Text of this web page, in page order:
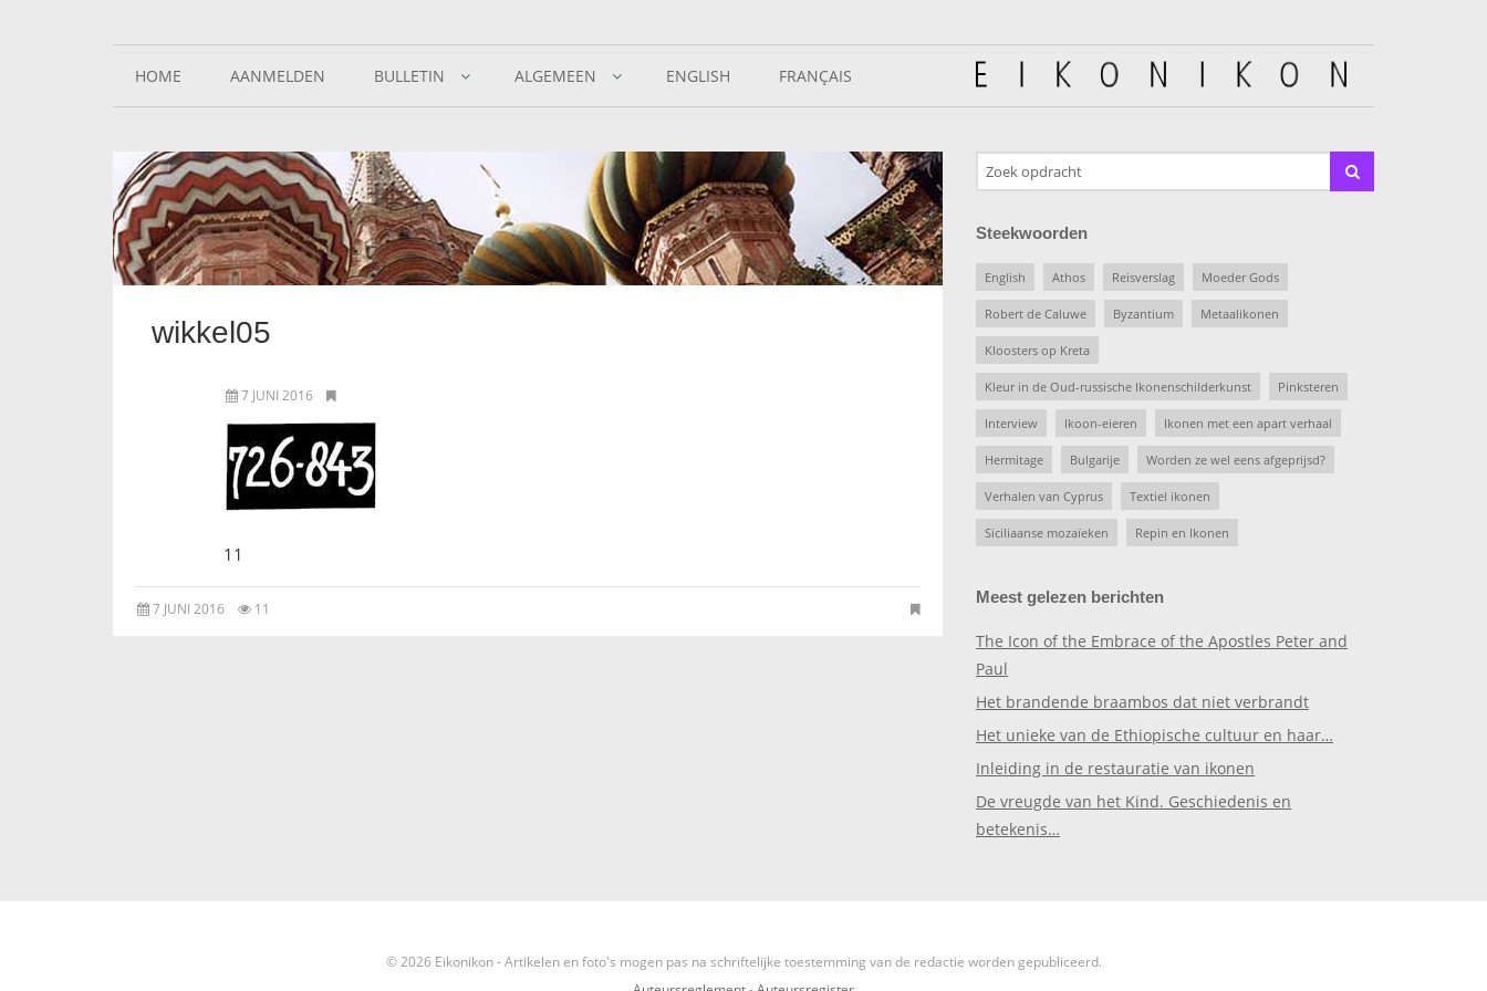
HOME AANMELDEN BULLETIN ALGEMEEN ENGLISH FRANÇAIS
wikkel05
7 JUNI 2016
11
7 JUNI 2016 11
Steekwoorden
English Athos Reisverslag Moeder Gods
Robert de Caluwe Byzantium Metaalikonen
Kloosters op Kreta
Kleur in de Oud-russische Ikonenschilderkunst Pinksteren
Interview Ikoon-eieren Ikonen met een apart verhaal
Hermitage Bulgarije Worden ze wel eens afgeprijsd?
Verhalen van Cyprus Textiel ikonen
Siciliaanse mozaïeken Repin en Ikonen
Meest gelezen berichten
The Icon of the Embrace of the Apostles Peter and
Paul
Het brandende braambos dat niet verbrandt
Het unieke van de Ethiopische cultuur en haar…
Inleiding in de restauratie van ikonen
De vreugde van het Kind. Geschiedenis en
betekenis…
© 2026 Eikonikon - Artikelen en foto's mogen pas na schriftelijke toestemming van de redactie worden gepubliceerd.